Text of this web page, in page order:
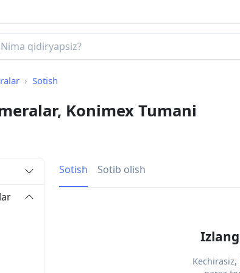
Sotish
Konimex Tumani
Sotish Sotib olish